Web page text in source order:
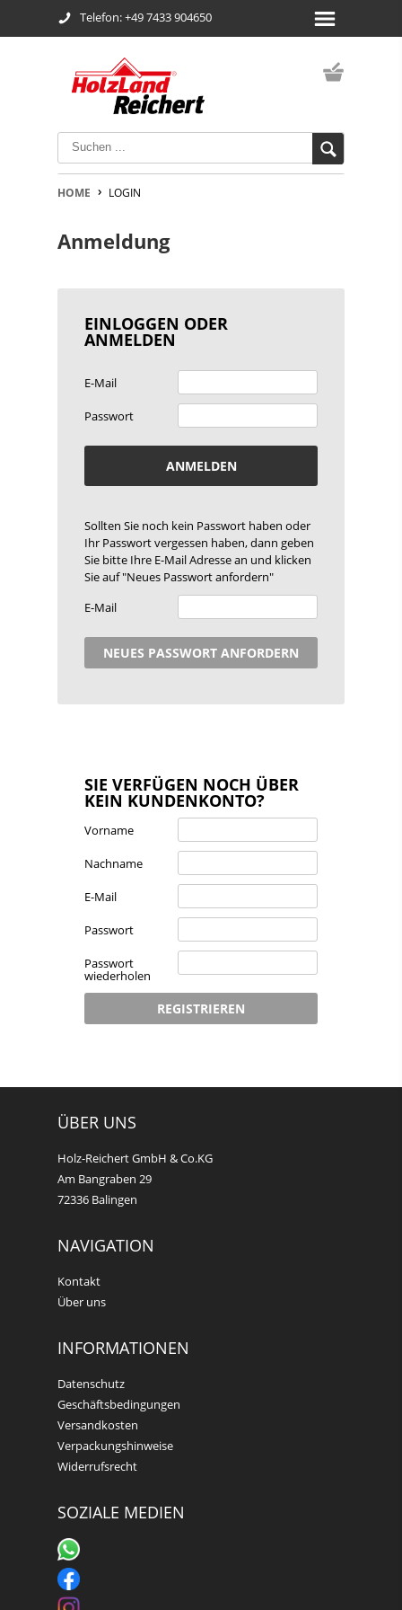
Telefon: +49 7433 904650
HOME LOGIN
Anmeldung
EINLOGGEN ODER
ANMELDEN
E-Mail
Passwort
ANMELDEN
Sollten Sie noch kein Passwort haben oder
Ihr Passwort vergessen haben, dann geben
Sie bitte Ihre E-Mail Adresse an und klicken
Sie auf "Neues Passwort anfordern"
E-Mail
NEUES PASSWORT ANFORDERN
SIE VERFÜGEN NOCH ÜBER
KEIN KUNDENKONTO?
Vorname
Nachname
E-Mail
Passwort
Passwort
wiederholen
REGISTRIEREN
ÜBER UNS
Holz-Reichert GmbH & Co.KG
Am Bangraben 29
72336 Balingen
NAVIGATION
Kontakt
Über uns
INFORMATIONEN
Datenschutz
Geschäftsbedingungen
Versandkosten
Verpackungshinweise
Widerrufsrecht
SOZIALE MEDIEN